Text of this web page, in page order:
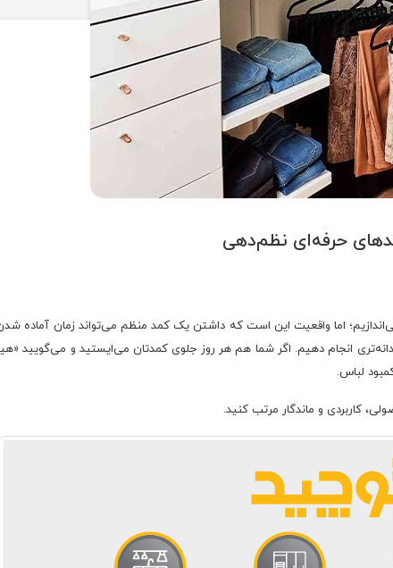
اما واقعیت این است که داشتن یک کمد منظم می‌تواند زمان آماده
انجام دهیم. اگر شما هم هر روز جلوی کمدتان می‌ایستید و می‌گویید
لباس.
کاربردی و ماندگار مرتب کنید.